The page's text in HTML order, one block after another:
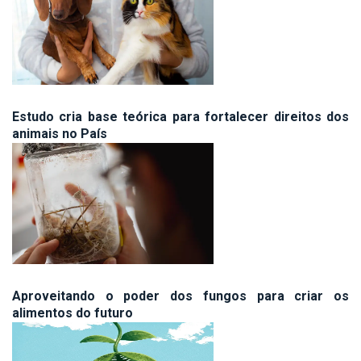
Estudo cria base teórica para fortalecer direitos dos
animais no País
Aproveitando o poder dos fungos para criar os
alimentos do futuro